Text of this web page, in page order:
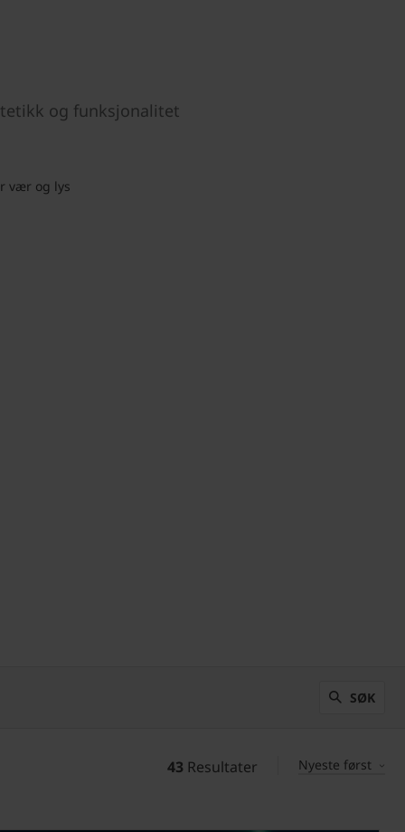
og funksjonalitet
vær og lys
SØK
43 Resultater Nyeste først